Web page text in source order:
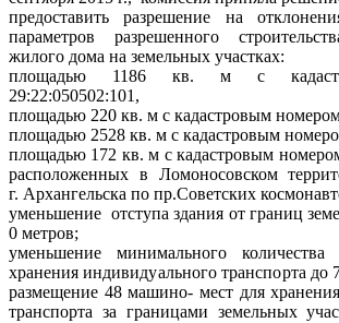
предоставить разрешение на
параметров разрешенного
жилого дома на земельных участках:
площадью 1186 кв. м с
29:22:050502:101,
площадью 220 кв. м с кадастровым
площадью 2528 кв. м с кадастровым
площадью 172 кв. м с кадастровым
расположенных в Ломоносовском
г. Архангельска по пр.Советских
уменьшение отступа здания от границ
0 метров;
уменьшение минимального
хранения индивидуального транспорта до
размещение 48 машино- мест для
транспорта за границами земельных